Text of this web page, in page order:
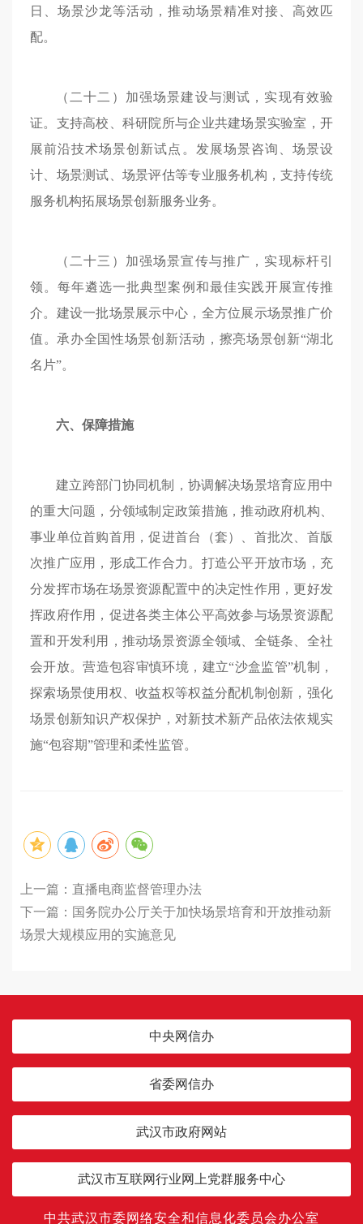
日、场景沙龙等活动，推动场景精准对接、高效匹
配。
（二十二）加强场景建设与测试，实现有效验
证。支持高校、科研院所与企业共建场景实验室，开
展前沿技术场景创新试点。发展场景咨询、场景设
计、场景测试、场景评估等专业服务机构，支持传统
服务机构拓展场景创新服务业务。
（二十三）加强场景宣传与推广，实现标杆引
领。每年遴选一批典型案例和最佳实践开展宣传推
介。建设一批场景展示中心，全方位展示场景推广价
值。承办全国性场景创新活动，擦亮场景创新“湖北
名片”。
六、保障措施
建立跨部门协同机制，协调解决场景培育应用中
的重大问题，分领域制定政策措施，推动政府机构、
事业单位首购首用，促进首台（套）、首批次、首版
次推广应用，形成工作合力。打造公平开放市场，充
分发挥市场在场景资源配置中的决定性作用，更好发
挥政府作用，促进各类主体公平高效参与场景资源配
置和开发利用，推动场景资源全领域、全链条、全社
会开放。营造包容审慎环境，建立“沙盒监管”机制，
探索场景使用权、收益权等权益分配机制创新，强化
场景创新知识产权保护，对新技术新产品依法依规实
施“包容期”管理和柔性监管。
上一篇： ​直播电商监督管理办法
下一篇： 国务院办公厅关于加快场景培育和开放推动新
场景大规模应用的实施意见
中央网信办
省委网信办
武汉市政府网站
武汉市互联网行业网上党群服务中心
中共武汉市委网络安全和信息化委员会办公室